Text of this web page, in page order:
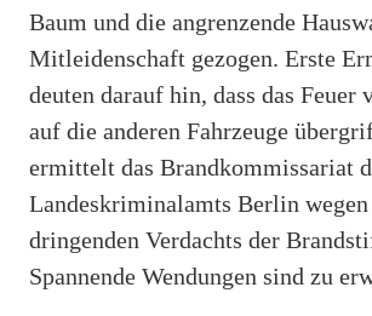
Baum und die angrenzende
Mitleidenschaft gezogen. Erste
deuten darauf hin, dass das Feuer
auf die anderen Fahrzeuge
ermittelt das Brandkommissariat
Landeskriminalamts Berlin wegen
dringenden Verdachts der
Spannende Wendungen sind zu